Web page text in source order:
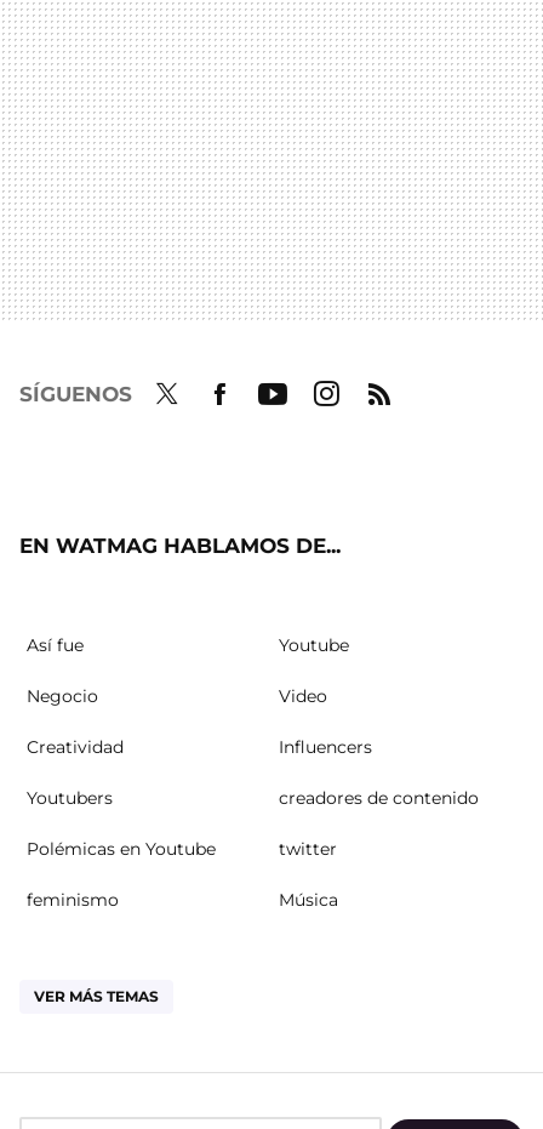
SÍGUENOS
EN WATMAG HABLAMOS DE...
Así fue Youtube
Negocio Video
Creatividad Influencers
Youtubers creadores de contenido
Polémicas en Youtube twitter
feminismo Música
VER MÁS TEMAS